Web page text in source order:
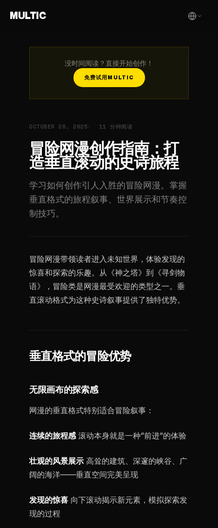
MULTIC
没时间阅读？直接开始创作！
免费试用MULTIC
OCTOBER 20, 2025 11 分钟阅读
冒险网漫创作指南：打
造垂直滚动的史诗旅程
学习如何创作引人入胜的冒险网漫。掌握
垂直格式的旅程叙事、世界展示和节奏控
制技巧。
冒险网漫带领读者进入未知世界，体验发现的
惊喜和探索的乐趣。从《神之塔》到《寻剑物
语》，冒险类是网漫最受欢迎的类型之一。垂
直滚动格式为这种史诗叙事提供了独特优势。
垂直格式的冒险优势
无限画布的探索感
网漫的垂直格式特别适合冒险叙事：
连续的旅程感滚动本身就是一种”前进”的体验
壮观的风景展示 高耸的建筑、深邃的峡谷、广
阔的海洋——垂直空间完美呈现
发现的惊喜 向下滚动揭示新元素，模拟探索发
现的过程